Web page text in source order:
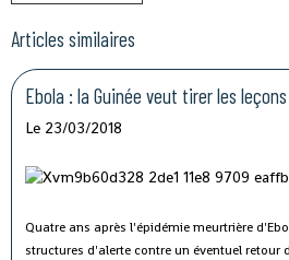
Articles similaires
Ebola : la Guinée veut tirer les
Le 23/03/2018
Quatre ans après l'épidémie meurtrière
structures d'alerte contre un éventuel retour